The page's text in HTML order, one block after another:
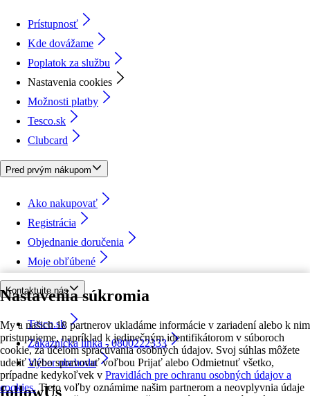
Nastavenia súkromia
My a našich 18 partnerov ukladáme informácie v zariadení alebo k nim
pristupujeme, napríklad k jedinečným identifikátorom v súboroch
cookie, za účelom spracúvania osobných údajov. Svoj súhlas môžete
udeliť alebo spravovať voľbou Prijať alebo Odmietnuť všetko,
prípadne kedykoľvek v Pravidlách pre ochranu osobných údajov a
cookies. Tieto voľby oznámime našim partnerom a neovplyvnia údaje
Prístupnosť
Kde dovážame
Poplatok za službu
Nastavenia cookies
Možnosti platby
Tesco.sk
Clubcard
Pred prvým nákupom
Ako nakupovať
Registrácia
Objednanie doručenia
Moje obľúbené
Kontaktujte nás
Tesco.sk
Zákaznícka linka - 0800222333
Výber obchodu
followUs